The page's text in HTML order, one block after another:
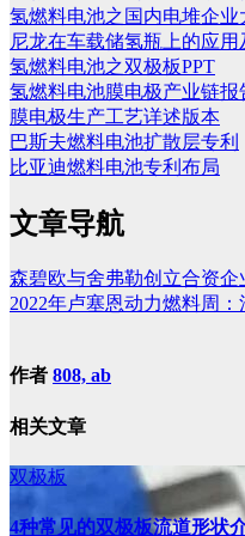
氢燃料电池之国内电堆企业
尼龙在车载储氢瓶上的应
氢燃料电池之双极板PPT
氢燃料电池膜电极产业链报
膜电极生产工艺详述版本
巴斯夫燃料电池扩散层专利
比亚迪燃料电池专利布局
文章导航
森碧欧与舍弗勒创立合资
2022年卢塞恩动力燃料周
作者 808, ab
相关文章
双极板
4种常见的双极板流道形状